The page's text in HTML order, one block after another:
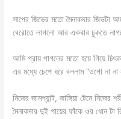
সাপের জিভের মতো মৈনাকদার জিভটা
বেরোতে লাগলো আর একবার ঢুকতে
আমি প্রায় পাগলের মতো হয়ে গিয়ে
এর মধ্যে চেপে ধরে বললাম “ওগো না
নিজের জামপ্যান্ট, জাঙ্গিয়া টেনে
মৈনাকদার দুই পায়ের ফাঁকে ওর ধোন টা